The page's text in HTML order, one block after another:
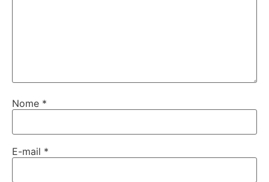
Nome *
E-mail *